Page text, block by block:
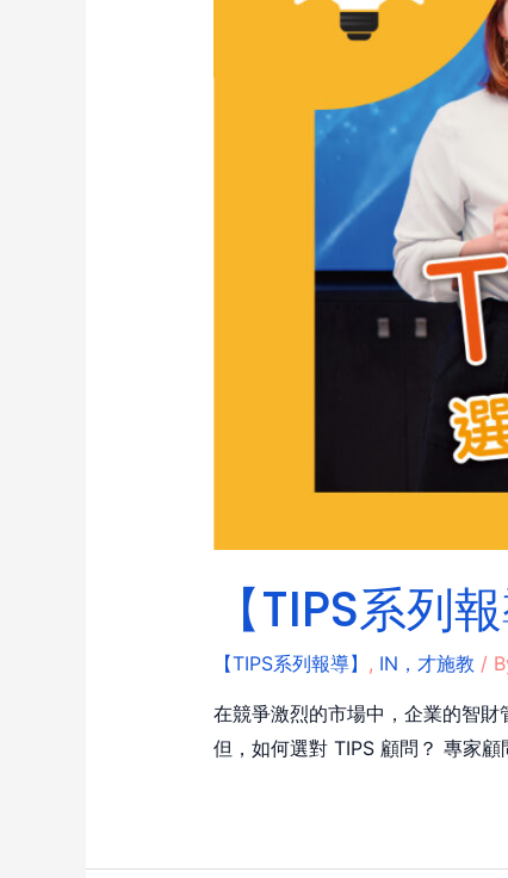
【TIPS系列
【TIPS系列報導】 , IN，才施教 /
在競爭激烈的市場中，企業的智
但，如何選對 TIPS 顧問？ 專家